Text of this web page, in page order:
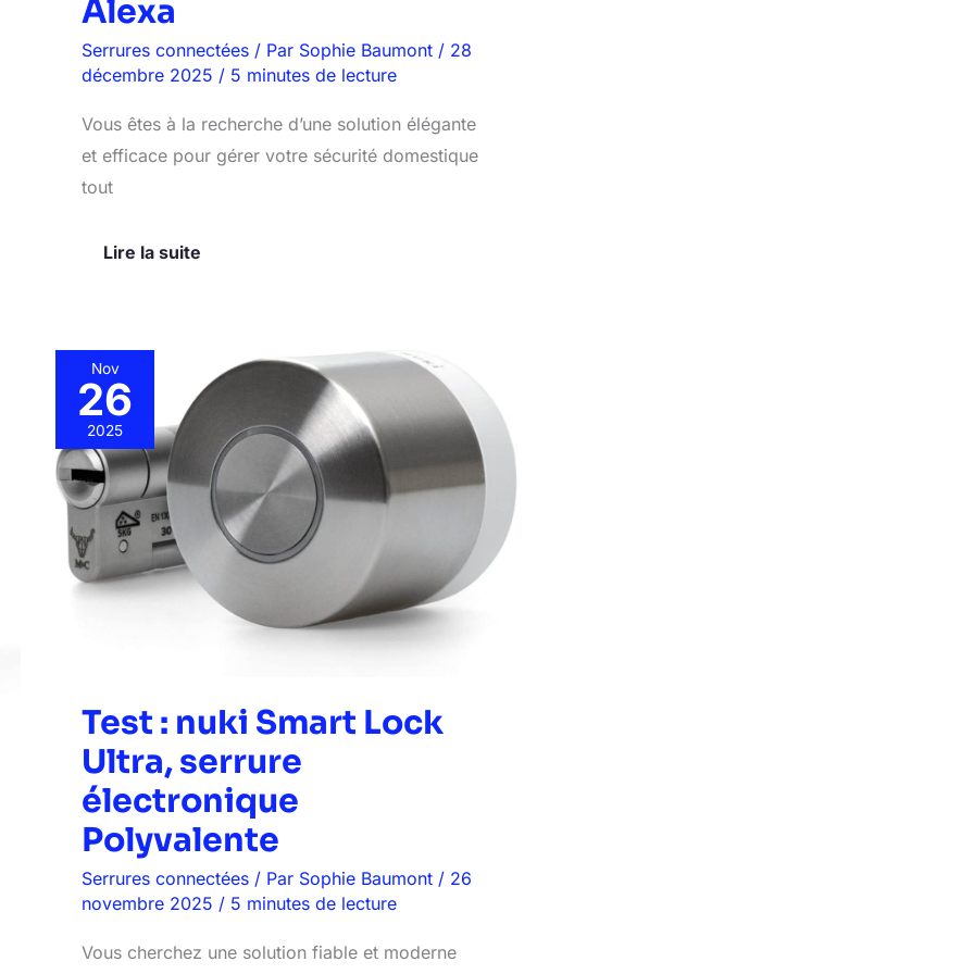
Alexa
Serrures connectées / Par Sophie Baumont / 28
décembre 2025 / 5 minutes de lecture
Vous êtes à la recherche d’une solution élégante
et efficace pour gérer votre sécurité domestique
tout
Lire la suite
Nov
26
2025
Test : nuki Smart Lock
Ultra, serrure
électronique
Polyvalente
Serrures connectées / Par Sophie Baumont / 26
novembre 2025 / 5 minutes de lecture
Vous cherchez une solution fiable et moderne
Test
:
nuki
Smart
Lock
Ultra,
serrure
électronique
Polyvalente